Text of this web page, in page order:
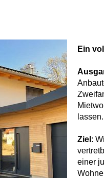
Ein
lassen.
Ziel :
einer